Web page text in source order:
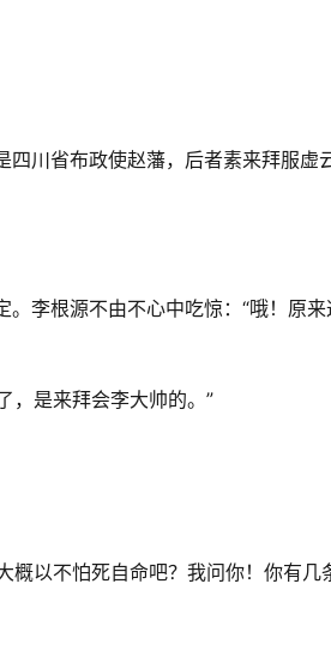
川省布政使赵藩，后者素来拜服虚云
李根源不由不心中吃惊：“哦！原来
，是来拜会李大帅的。”
概以不怕死自命吧？我问你！你有几